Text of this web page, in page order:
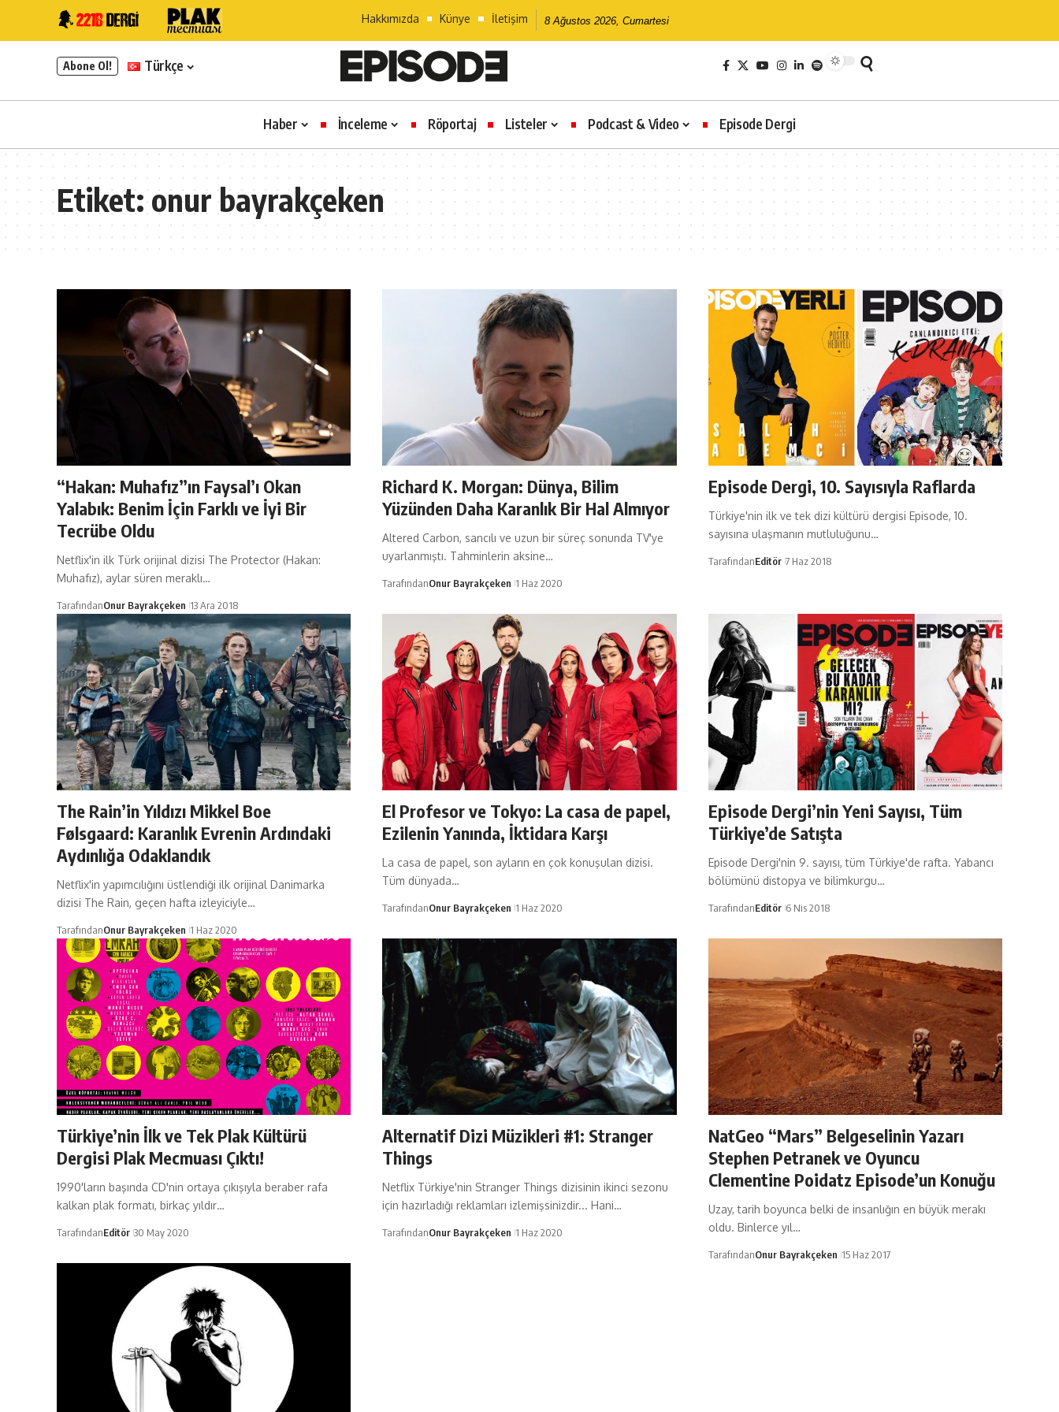
Hakkımızda Künye İletişim 8 Ağustos 2026, Cumartesi
Abone Ol! Türkçe
Haber İnceleme Röportaj Listeler Podcast & Video Episode Dergi
Etiket:onur bayrakçeken
“Hakan: Muhafız”ın Faysal’ı Okan
Yalabık: Benim İçin Farklı ve İyi Bir
Tecrübe Oldu
Netflix'in ilk Türk orijinal dizisi The Protector (Hakan:
Muhafız), aylar süren meraklı…
TarafındanOnur Bayrakçeken 13 Ara 2018
Richard K. Morgan: Dünya, Bilim
Yüzünden Daha Karanlık Bir Hal Almıyor
Altered Carbon, sancılı ve uzun bir süreç sonunda TV'ye
uyarlanmıştı. Tahminlerin aksine…
TarafındanOnur Bayrakçeken 1 Haz 2020
Episode Dergi, 10. Sayısıyla Raflarda
Türkiye'nin ilk ve tek dizi kültürü dergisi Episode, 10.
sayısına ulaşmanın mutluluğunu…
TarafındanEditör 7 Haz 2018
The Rain’in Yıldızı Mikkel Boe
Følsgaard: Karanlık Evrenin Ardındaki
Aydınlığa Odaklandık
Netflix'in yapımcılığını üstlendiği ilk orijinal Danimarka
dizisi The Rain, geçen hafta izleyiciyle…
TarafındanOnur Bayrakçeken 1 Haz 2020
El Profesor ve Tokyo: La casa de papel,
Ezilenin Yanında, İktidara Karşı
La casa de papel, son ayların en çok konuşulan dizisi.
Tüm dünyada…
TarafındanOnur Bayrakçeken 1 Haz 2020
Episode Dergi’nin Yeni Sayısı, Tüm
Türkiye’de Satışta
Episode Dergi'nin 9. sayısı, tüm Türkiye'de rafta. Yabancı
bölümünü distopya ve bilimkurgu…
TarafındanEditör 6 Nis 2018
Türkiye’nin İlk ve Tek Plak Kültürü
Dergisi Plak Mecmuası Çıktı!
1990'ların başında CD'nin ortaya çıkışıyla beraber rafa
kalkan plak formatı, birkaç yıldır…
TarafındanEditör 30 May 2020
Alternatif Dizi Müzikleri #1: Stranger
Things
Netflix Türkiye'nin Stranger Things dizisinin ikinci sezonu
için hazırladığı reklamları izlemişsinizdir... Hani…
TarafındanOnur Bayrakçeken 1 Haz 2020
NatGeo “Mars” Belgeselinin Yazarı
Stephen Petranek ve Oyuncu
Clementine Poidatz Episode’un Konuğu
Uzay, tarih boyunca belki de insanlığın en büyük merakı
oldu. Binlerce yıl…
TarafındanOnur Bayrakçeken 15 Haz 2017